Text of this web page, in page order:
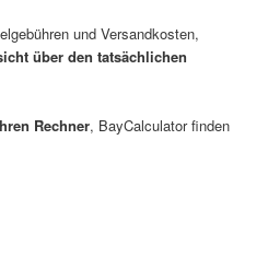
und Versandkosten,
über den tatsächlichen
Rechner, BayCalculator finden